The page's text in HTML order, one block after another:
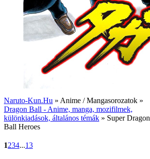
Naruto-Kun.Hu » Anime / Mangasorozatok »
Dragon Ball - Anime, manga, mozifilmek,
különkiadások, általános témák » Super Dragon
Ball Heroes
1234...13